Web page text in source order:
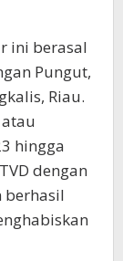
ini berasal
Pungut,
Riau.
hingga
dengan
berhasil